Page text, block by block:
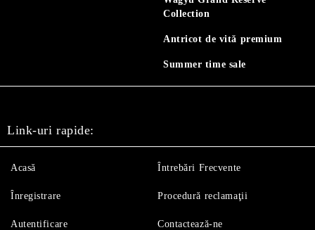
Collection
Antricot de vită premium
Summer time sale
Link-uri rapide:
Acasă
Înregistrare
Autentificare
Întrebări Frecvente
Procedură reclamaţii
Contactează-ne